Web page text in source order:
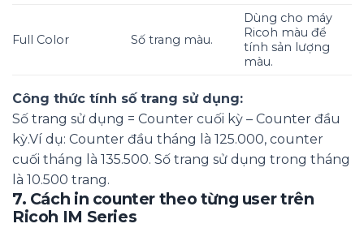
Full Color Số trang màu.
Dùng cho máy
Ricoh màu để
tính sản lượng
màu.
Công thức tính số trang sử dụng:
Số trang sử dụng = Counter cuối kỳ – Counter đầu
kỳ.Ví dụ: Counter đầu tháng là 125.000, counter
cuối tháng là 135.500. Số trang sử dụng trong tháng
là 10.500 trang.
7. Cách in counter theo từng user trên
Ricoh IM Series